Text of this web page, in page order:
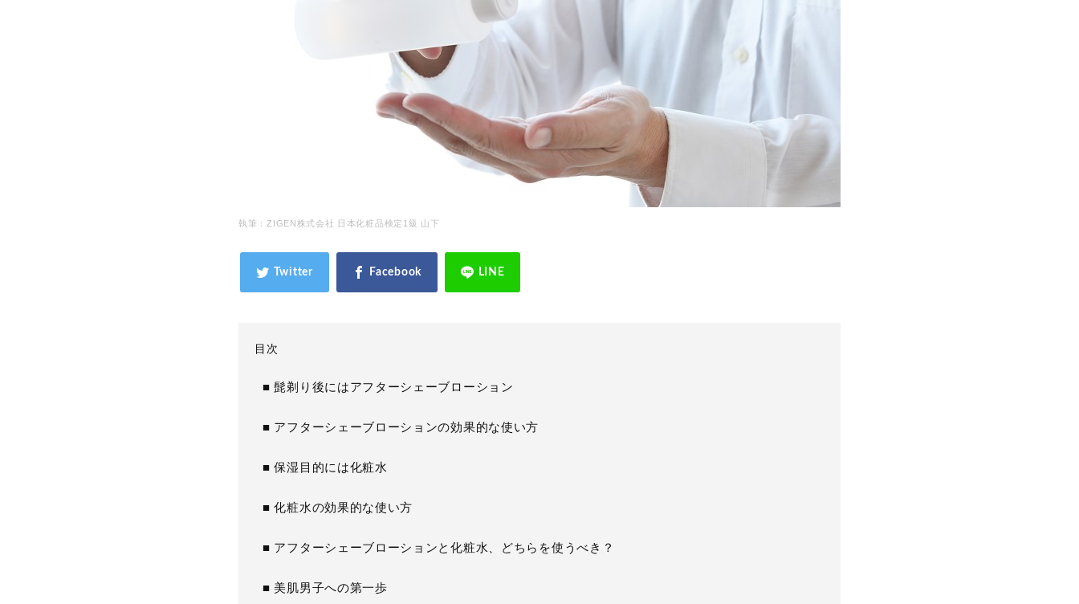
執筆：ZIGEN株式会社 日本化粧品検定1級 山下
目次
■ 髭剃り後にはアフターシェーブローション
■ アフターシェーブローションの効果的な使い方
■ 保湿目的には化粧水
■ 化粧水の効果的な使い方
■ アフターシェーブローションと化粧水、どちらを使うべき？
■ 美肌男子への第一歩